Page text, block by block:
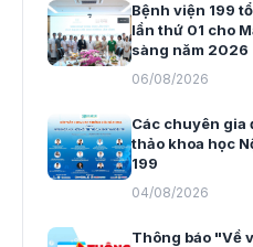
Bệnh viện 199
lần thứ 01 cho
sàng năm 2026
06/08/2026
Các chuyên gia
thảo khoa học
199
04/08/2026
Thông báo "Về